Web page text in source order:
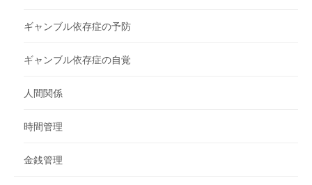
ギャンブル依存症の予防
ギャンブル依存症の自覚
人間関係
時間管理
金銭管理